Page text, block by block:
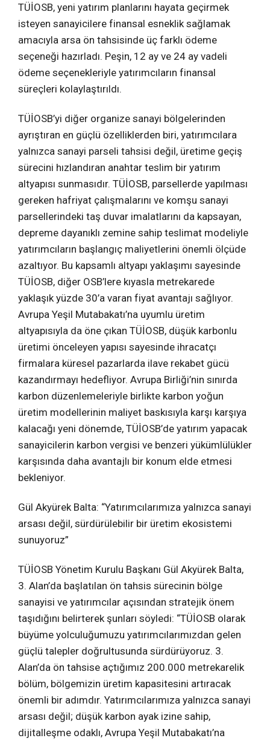
TÜİOSB, yeni yatırım planlarını hayata geçirmek
isteyen sanayicilere finansal esneklik sağlamak
amacıyla arsa ön tahsisinde üç farklı ödeme
seçeneği hazırladı. Peşin, 12 ay ve 24 ay vadeli
ödeme seçenekleriyle yatırımcıların finansal
süreçleri kolaylaştırıldı.
TÜİOSB’yi diğer organize sanayi bölgelerinden
ayrıştıran en güçlü özelliklerden biri, yatırımcılara
yalnızca sanayi parseli tahsisi değil, üretime geçiş
sürecini hızlandıran anahtar teslim bir yatırım
altyapısı sunmasıdır. TÜİOSB, parsellerde yapılması
gereken hafriyat çalışmalarını ve komşu sanayi
parsellerindeki taş duvar imalatlarını da kapsayan,
depreme dayanıklı zemine sahip teslimat modeliyle
yatırımcıların başlangıç maliyetlerini önemli ölçüde
azaltıyor. Bu kapsamlı altyapı yaklaşımı sayesinde
TÜİOSB, diğer OSB’lere kıyasla metrekarede
yaklaşık yüzde 30’a varan fiyat avantajı sağlıyor.
Avrupa Yeşil Mutabakatı’na uyumlu üretim
altyapısıyla da öne çıkan TÜİOSB, düşük karbonlu
üretimi önceleyen yapısı sayesinde ihracatçı
firmalara küresel pazarlarda ilave rekabet gücü
kazandırmayı hedefliyor. Avrupa Birliği’nin sınırda
karbon düzenlemeleriyle birlikte karbon yoğun
üretim modellerinin maliyet baskısıyla karşı karşıya
kalacağı yeni dönemde, TÜİOSB’de yatırım yapacak
sanayicilerin karbon vergisi ve benzeri yükümlülükler
karşısında daha avantajlı bir konum elde etmesi
bekleniyor.
Gül Akyürek Balta: “Yatırımcılarımıza yalnızca sanayi
arsası değil, sürdürülebilir bir üretim ekosistemi
sunuyoruz”
TÜİOSB Yönetim Kurulu Başkanı Gül Akyürek Balta,
3. Alan’da başlatılan ön tahsis sürecinin bölge
sanayisi ve yatırımcılar açısından stratejik önem
taşıdığını belirterek şunları söyledi: “TÜİOSB olarak
büyüme yolculuğumuzu yatırımcılarımızdan gelen
güçlü talepler doğrultusunda sürdürüyoruz. 3.
Alan’da ön tahsise açtığımız 200.000 metrekarelik
bölüm, bölgemizin üretim kapasitesini artıracak
önemli bir adımdır. Yatırımcılarımıza yalnızca sanayi
arsası değil; düşük karbon ayak izine sahip,
dijitalleşme odaklı, Avrupa Yeşil Mutabakatı’na